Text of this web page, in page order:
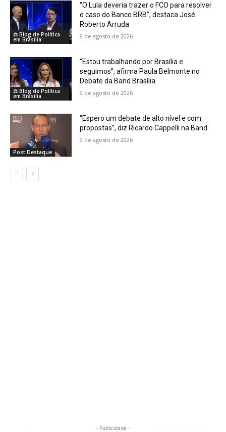
⚖️ Blog de Política
em Brasília
“O Lula deveria trazer o FCO para resolver
o caso do Banco BRB”, destaca José
Roberto Arruda
9 de agosto de 2026
⚖️ Blog de Política
em Brasília
“Estou trabalhando por Brasília e
seguimos”, afirma Paula Belmonte no
Debate da Band Brasília
9 de agosto de 2026
Post Destaque
“Espero um debate de alto nível e com
propostas”, diz Ricardo Cappelli na Band
9 de agosto de 2026
- Publicidade -